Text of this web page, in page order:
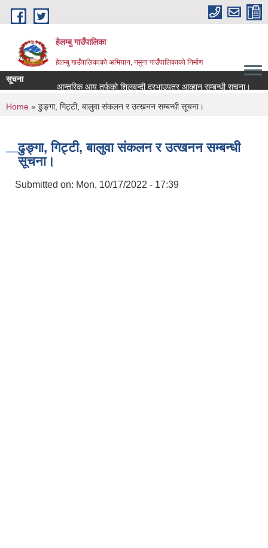
Skip to main content
हेलम्बु गाउँपालिका
हेलम्बु गाउँपालिकाको अभियान, नमुना गाउँपालिकाको निर्माण
सूचना
आन्तरिक आय तर्फको शिलबन्दी दरभाउपत्र आव्हान सम्बन्धी सूचना।
You are here
Home » ढुङ्गा, गिट्टी, बालुवा संकलन र उत्खनन सम्बन्धी सूचना।
ढुङ्गा, गिट्टी, बालुवा संकलन र उत्खनन सम्बन्धी
सूचना।
Submitted on: Mon, 10/17/2022 - 17:39